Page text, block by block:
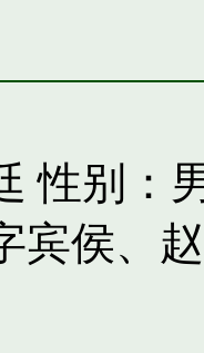
性别：
宾侯、